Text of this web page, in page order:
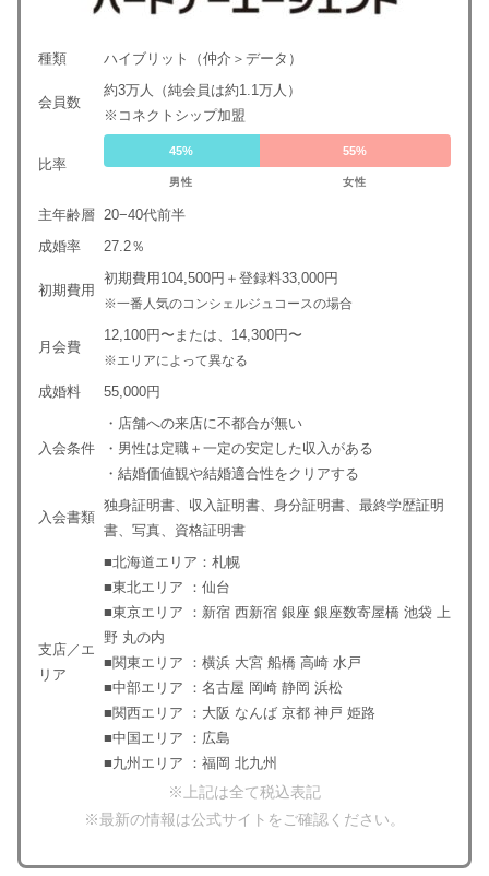
種類 ハイブリット（仲介＞データ）
会員数
約3万人（純会員は約1.1万人）
※コネクトシップ加盟
比率
45%
男性
55%
女性
主年齢層 20−40代前半
成婚率
27.2％
初期費用
初期費用104,500円＋登録料33,000円
※一番人気のコンシェルジュコースの場合
月会費
12,100円〜または、14,300円〜
※エリアによって異なる
成婚料 55,000円
入会条件
・店舗への来店に不都合が無い
・男性は定職＋一定の安定した収入がある
・結婚価値観や結婚適合性をクリアする
入会書類
独身証明書、収入証明書、身分証明書、最終学歴証明
書、写真、資格証明書
支店／エ
リア
■北海道エリア：札幌
■東北エリア ：仙台
■東京エリア ：新宿 西新宿 銀座 銀座数寄屋橋 池袋 上
野 丸の内
■関東エリア ：横浜 大宮 船橋 高崎 水戸
■中部エリア ：名古屋 岡崎 静岡 浜松
■関西エリア ：大阪 なんば 京都 神戸 姫路
■中国エリア ：広島
■九州エリア ：福岡 北九州
※上記は全て税込表記
※最新の情報は公式サイトをご確認ください。